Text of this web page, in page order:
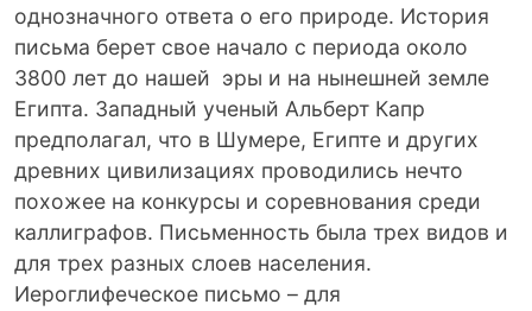
однозначного ответа о его природе. История
письма берет свое начало с периода около
3800 лет до нашей эры и на нынешней земле
Египта. Западный ученый Альберт Капр
предполагал, что в Шумере, Египте и других
древних цивилизациях проводились нечто
похожее на конкурсы и соревнования среди
каллиграфов. Письменность была трех видов и
для трех разных слоев населения.
Иероглифеческое письмо – для